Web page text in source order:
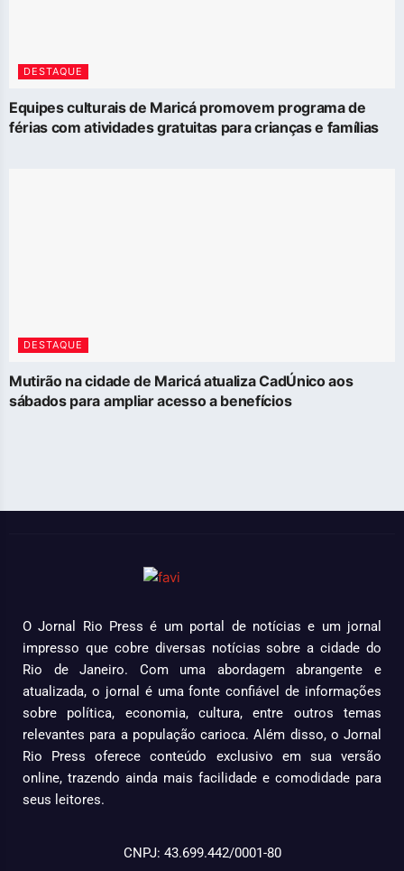
DESTAQUE
Equipes culturais de Maricá promovem programa de
férias com atividades gratuitas para crianças e famílias
DESTAQUE
Mutirão na cidade de Maricá atualiza CadÚnico aos
sábados para ampliar acesso a benefícios
O Jornal Rio Press é um portal de notícias e um jornal
impresso que cobre diversas notícias sobre a cidade do
Rio de Janeiro. Com uma abordagem abrangente e
atualizada, o jornal é uma fonte confiável de informações
sobre política, economia, cultura, entre outros temas
relevantes para a população carioca. Além disso, o Jornal
Rio Press oferece conteúdo exclusivo em sua versão
online, trazendo ainda mais facilidade e comodidade para
seus leitores.
CNPJ: 43.699.442/0001-80